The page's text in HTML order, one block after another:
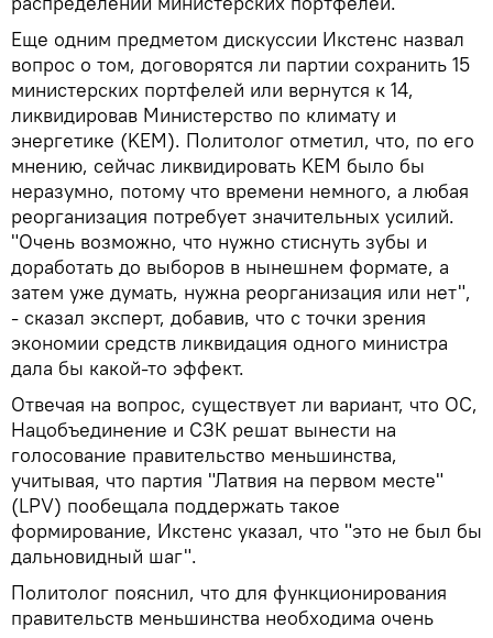
Еще одним предметом дискуссии Икстенс назвал
вопрос о том, договорятся ли партии сохранить 15
министерских портфелей или вернутся к 14,
ликвидировав Министерство по климату и
энергетике (KEM). Политолог отметил, что, по его
мнению, сейчас ликвидировать KEM было бы
неразумно, потому что времени немного, а любая
реорганизация потребует значительных усилий.
"Очень возможно, что нужно стиснуть зубы и
доработать до выборов в нынешнем формате, а
затем уже думать, нужна реорганизация или нет",
- сказал эксперт, добавив, что с точки зрения
экономии средств ликвидация одного министра
дала бы какой-то эффект.
Отвечая на вопрос, существует ли вариант, что ОС,
Нацобъединение и СЗК решат вынести на
голосование правительство меньшинства,
учитывая, что партия "Латвия на первом месте"
(LPV) пообещала поддержать такое
формирование, Икстенс указал, что "это не был бы
дальновидный шаг".
Политолог пояснил, что для функционирования
правительств меньшинства необходима очень